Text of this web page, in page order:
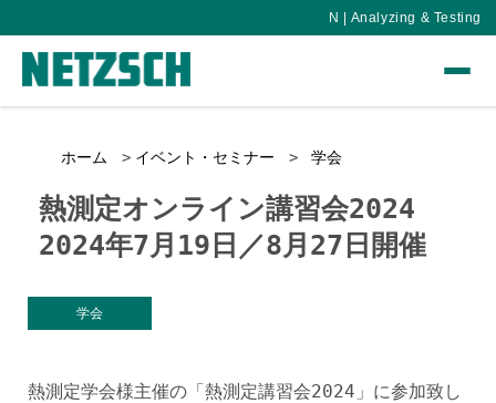
N | Analyzing & Testing
ホーム イベント・セミナー 学会
熱測定オンライン講習会2024
2024年7月19日／8月27日開催
学会
熱測定学会様主催の「熱測定講習会2024」に参加致し